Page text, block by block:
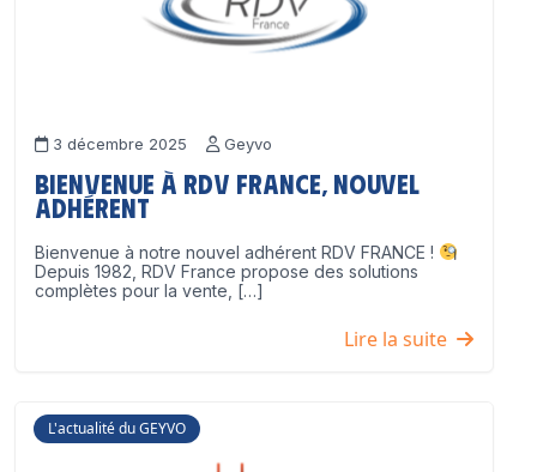
3 décembre 2025 Geyvo
Bienvenue à RDV France, nouvel
adhérent
Bienvenue à notre nouvel adhérent RDV FRANCE !
Depuis 1982, RDV France propose des solutions
complètes pour la vente, […]
Lire la suite
L'actualité du GEYVO